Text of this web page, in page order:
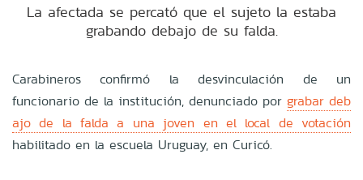
La afectada se percató que el sujeto la estaba
grabando debajo de su falda.
Carabineros confirmó la desvinculación de un
funcionario de la institución, denunciado por grabar deb
ajo de la falda a una joven en el local de votación
habilitado en la escuela Uruguay, en Curicó.